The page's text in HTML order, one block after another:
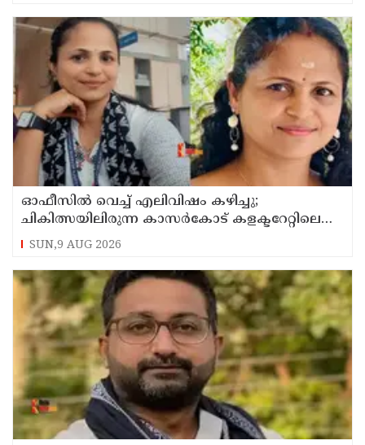
ഓഫീസില്‍ വെച്ച് എലിവിഷം കഴിച്ചു;
ചികിത്സയിലിരുന്ന കാസര്‍കോട് കളക്ടറേറ്റിലെ
സീനിയര്‍ ക്ലര്‍ക്ക് മരിച്ചു
SUN,9 AUG 2026